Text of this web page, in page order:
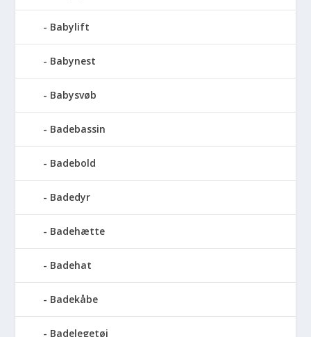
Babylift
Babynest
Babysvøb
Badebassin
Badebold
Badedyr
Badehætte
Badehat
Badekåbe
Badelegetøj